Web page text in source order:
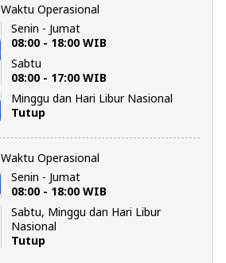
Waktu Operasional
Senin - Jumat
08:00 - 18:00 WIB
Sabtu
08:00 - 17:00 WIB
Minggu dan Hari Libur Nasional
Tutup
Waktu Operasional
Senin - Jumat
08:00 - 18:00 WIB
Sabtu, Minggu dan Hari Libur
Nasional
Tutup